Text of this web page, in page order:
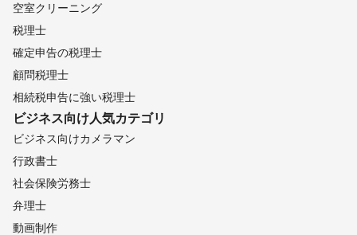
空室クリーニング
税理士
確定申告の税理士
顧問税理士
相続税申告に強い税理士
ビジネス向け人気カテゴリ
ビジネス向けカメラマン
行政書士
社会保険労務士
弁理士
動画制作